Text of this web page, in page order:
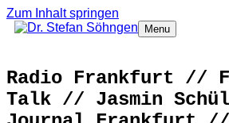
Zum Inhalt springen
Menu
Radio Frankfurt //
Talk // Jasmin